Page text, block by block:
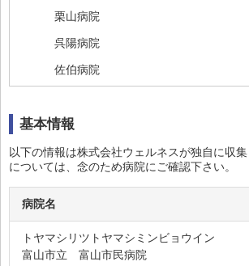
栗山病院
呉陽病院
佐伯病院
島田病院
常願寺病院
うおざきファミリー病院
誠友病院
谷野呉山病院
基本情報
以下の情報は株式会社ウェルネスが独自に収
については、念のため病院にご確認下さい。
病院名
トヤマシリツトヤマシミンビョウイン
富山市立 富山市民病院